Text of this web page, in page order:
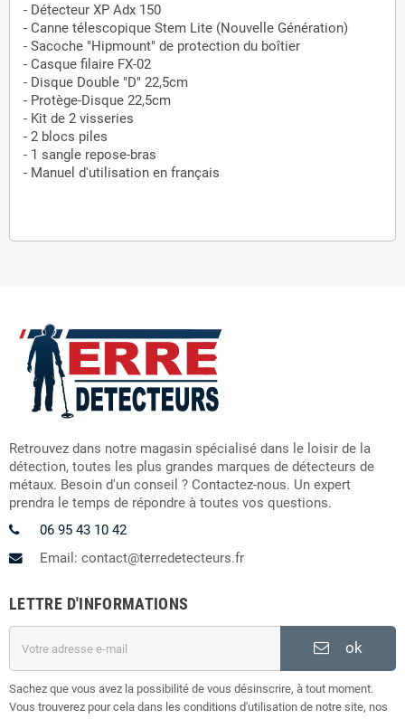
- Détecteur XP Adx 150
- Canne télescopique Stem Lite (Nouvelle Génération)
- Sacoche "Hipmount" de protection du boîtier
- Casque filaire FX-02
- Disque Double "D" 22,5cm
- Protège-Disque 22,5cm
- Kit de 2 visseries
- 2 blocs piles
- 1 sangle repose-bras
- Manuel d'utilisation en français
Retrouvez dans notre magasin spécialisé dans le loisir de la
détection, toutes les plus grandes marques de détecteurs de
métaux. Besoin d'un conseil ? Contactez-nous. Un expert
prendra le temps de répondre à toutes vos questions.
06 95 43 10 42
Email: contact@terredetecteurs.fr
LETTRE D'INFORMATIONS
ok
Sachez que vous avez la possibilité de vous désinscrire, à tout moment.
Vous trouverez pour cela dans les conditions d'utilisation de notre site, nos